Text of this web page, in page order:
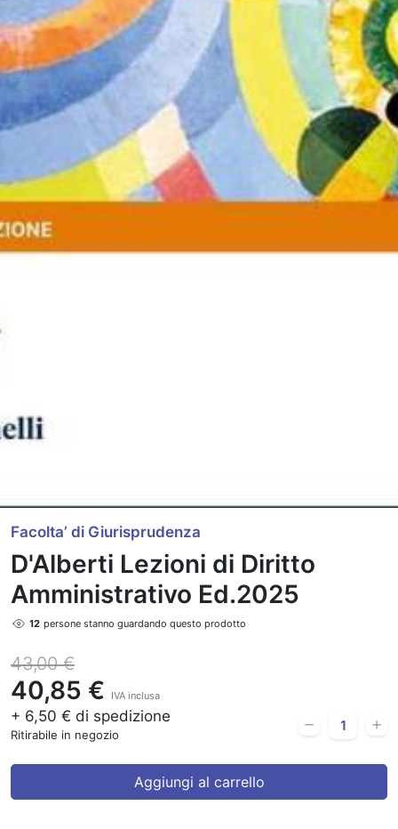
Facolta’ di Giurisprudenza
D'Alberti Lezioni di Diritto
Amministrativo Ed.2025
12 persone stanno guardando questo prodotto
43,00 €
40,85 € IVA inclusa
+ 6,50 € di spedizione
Ritirabile in negozio
Aggiungi al carrello